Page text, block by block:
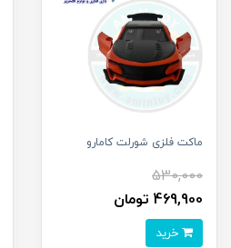
ماکت فلزی شورلت کامارو
530,000
469,900 تومان